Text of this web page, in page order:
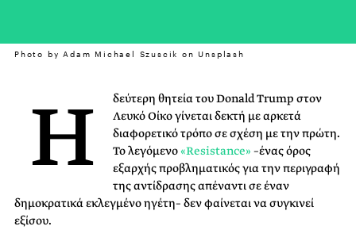
Photo by Adam Michael Szuscik on Unsplash
Η
δεύτερη θητεία του Donald Trump στον
Λευκό Οίκο γίνεται δεκτή με αρκετά
διαφορετικό τρόπο σε σχέση με την πρώτη.
Το λεγόμενο«Resistance» –ένας όρος
εξαρχής προβληματικός για την περιγραφή
της αντίδρασης απέναντι σε έναν
δημοκρατικά εκλεγμένο ηγέτη– δεν φαίνεται να συγκινεί
εξίσου.